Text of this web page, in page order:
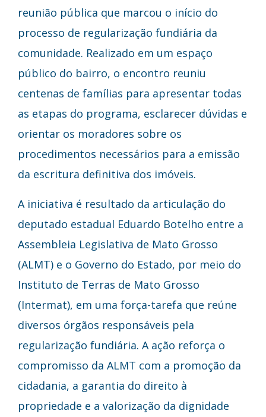
reunião pública que marcou o início do
processo de regularização fundiária da
comunidade. Realizado em um espaço
público do bairro, o encontro reuniu
centenas de famílias para apresentar todas
as etapas do programa, esclarecer dúvidas e
orientar os moradores sobre os
procedimentos necessários para a emissão
da escritura definitiva dos imóveis.
A iniciativa é resultado da articulação do
deputado estadual Eduardo Botelho entre a
Assembleia Legislativa de Mato Grosso
(ALMT) e o Governo do Estado, por meio do
Instituto de Terras de Mato Grosso
(Intermat), em uma força-tarefa que reúne
diversos órgãos responsáveis pela
regularização fundiária. A ação reforça o
compromisso da ALMT com a promoção da
cidadania, a garantia do direito à
propriedade e a valorização da dignidade